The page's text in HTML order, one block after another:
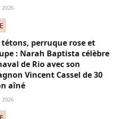
tétons, perruque rose et
: Narah Baptista célèbre
de Rio avec son
Vincent Cassel de 30
aîné